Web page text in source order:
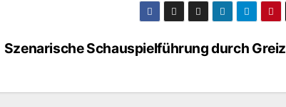
Szenarische Schauspielführung durch Greiz